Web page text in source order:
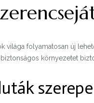
világa folyamatosan új
környezetet